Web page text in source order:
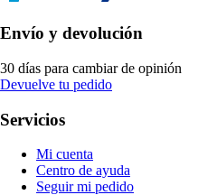
Envío y devolución
30 días para cambiar de opinión
Devuelve tu pedido
Servicios
Mi cuenta
Centro de ayuda
Seguir mi pedido